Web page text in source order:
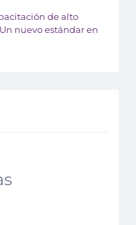
de alto
nuevo estándar en